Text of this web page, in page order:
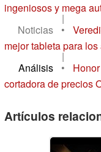
ingeniosos y mega
|
Noticias
•
mejor tableta para
|
Análisis
•
cortadora de precios
Artículos